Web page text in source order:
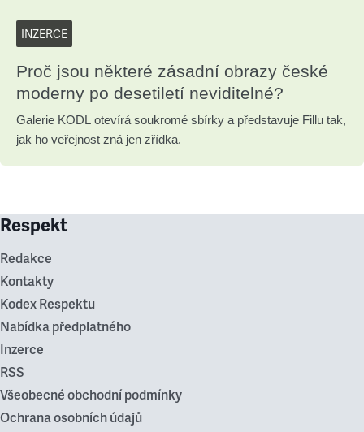
INZERCE
Proč jsou některé zásadní obrazy české
moderny po desetiletí neviditelné?
Galerie KODL otevírá soukromé sbírky a představuje Fillu tak,
jak ho veřejnost zná jen zřídka.
Respekt
Redakce
Kontakty
Kodex Respektu
Nabídka předplatného
Inzerce
RSS
Všeobecné obchodní podmínky
Ochrana osobních údajů